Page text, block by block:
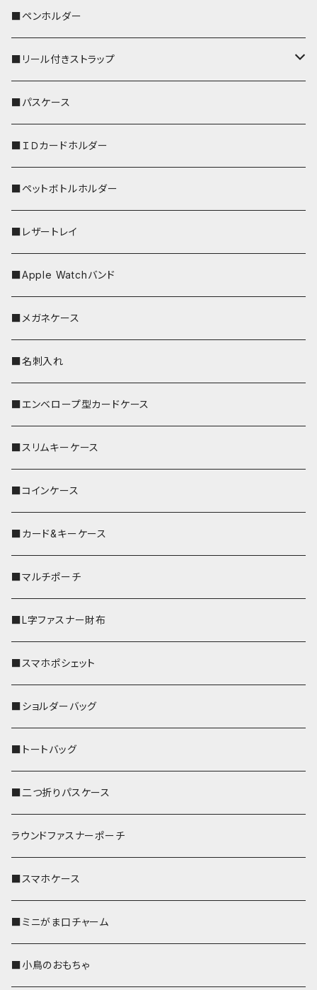
ペンギン
■ペンホルダー
■リール付きストラップ
リールのみ
ストラップ付
■パスケース
■ＩＤカードホルダー
■ペットボトルホルダー
■レザートレイ
■Apple Watchバンド
■メガネケース
■名刺入れ
■エンベロープ型カードケース
■スリムキーケース
■コインケース
■カード&キーケース
■マルチポーチ
■L字ファスナー財布
■スマホポシェット
■ショルダーバッグ
■トートバッグ
■二つ折りパスケース
ラウンドファスナーポーチ
■スマホケース
■ミニがま口チャーム
■小鳥のおもちゃ